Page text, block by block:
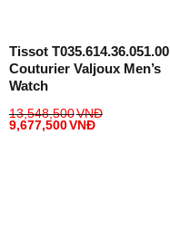
Tissot T035.614.36.051.00
Couturier Valjoux Men’s
Watch
13,548,500VNĐ
9,677,500VNĐ